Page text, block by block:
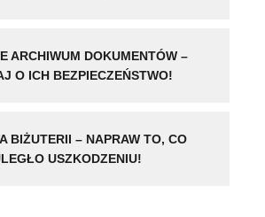
ARCHIWUM DOKUMENTÓW –
O ICH BEZPIECZEŃSTWO!
BIŻUTERII – NAPRAW TO, CO
USZKODZENIU!